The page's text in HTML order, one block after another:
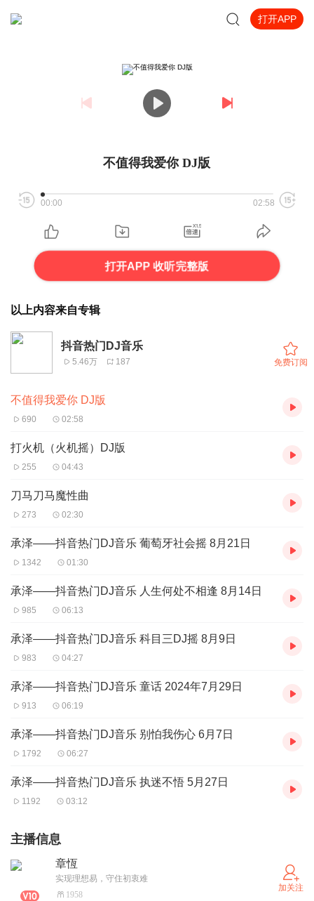
打开APP
不值得我爱你 DJ版
00:00 02:58
打开APP 收听完整版
以上内容来自专辑
抖音热门DJ音乐
5.46万 187 免费订阅
不值得我爱你 DJ版
690 02:58
打火机（火机摇）DJ版
255 04:43
刀马刀马魔性曲
273 02:30
承泽——抖音热门DJ音乐 葡萄牙社会摇 8月21日
1342 01:30
承泽——抖音热门DJ音乐 人生何处不相逢 8月14日
985 06:13
承泽——抖音热门DJ音乐 科目三DJ摇 8月9日
983 04:27
承泽——抖音热门DJ音乐 童话 2024年7月29日
913 06:19
承泽——抖音热门DJ音乐 别怕我伤心 6月7日
1792 06:27
承泽——抖音热门DJ音乐 执迷不悟 5月27日
1192 03:12
主播信息
章恆
实现理想易，守住初衷难
1958
加关注